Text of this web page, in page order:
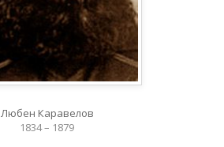
Любен Каравелов
1834 – 1879